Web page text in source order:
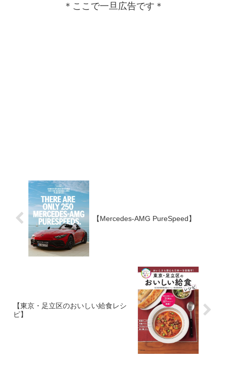
＊ここで一旦広告です＊
【Mercedes-AMG PureSpeed】
【東京・足立区のおいしい給食レシ
ピ】